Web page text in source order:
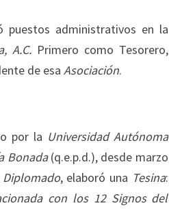
puestos administrativos en la
A.C. Primero como Tesorero,
de esa Asociación.
por la Universidad Autónoma
Bonada(q.e.p.d.), desde marzo
Diplomado, elaboró una Tesina:
con los 12 Signos del